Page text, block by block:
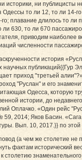
историки, ни публицисты
Одессы то ли 12, то ли 14-
плавание длилось то ли
ли 630, то ли 670
приводим наиболее
численности
история
научных публикаций{{Гур
приход "третьей
"Руслан" и его
Одесса, которую
истории, до
Оплачко. «Один рейс
59, 2014; Яков Басин.
Вып. 10, 2017.}} по
(а чем же столетие не
фактам исторический
столетию